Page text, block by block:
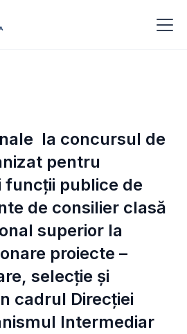
la concursul de
pentru
funcții publice de
de consilier clasă
superior la
proiecte –
selecție și
cadrul Direcției
Intermediar